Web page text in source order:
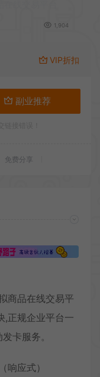
1,904
VIP折扣
副业推荐
免费分享
商品在线交易平
,正规企业平台一
卡服务。
响应式）